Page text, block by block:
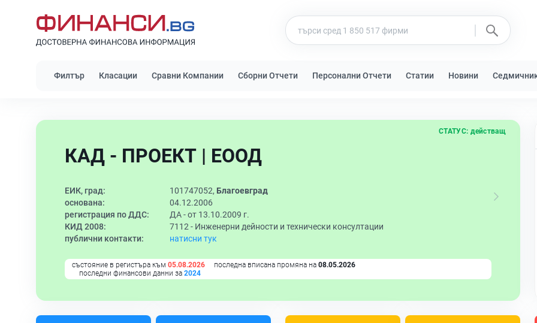
Филтър Класации Сравни Компании Сборни Отчети Персонални Отчети Статии Новини
КАД - ПРОЕКТ | ЕООД
СТАТУС: действащ
ЕИК, град: 101747052, Благоевград
основана:
04.12.2006
регистрация по ДДС:
ДА - от 13.10.2009 г.
КИД 2008:
7112 - Инженерни дейности и технически консултации
публични контакти:
натисни тук
състояние в регистъра към 05.08.2026 последна вписана промяна на 08.05.2026
последни финансови данни за 2024